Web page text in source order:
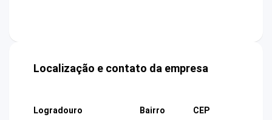
Localização e contato da empresa
Logradouro
Bairro
CEP